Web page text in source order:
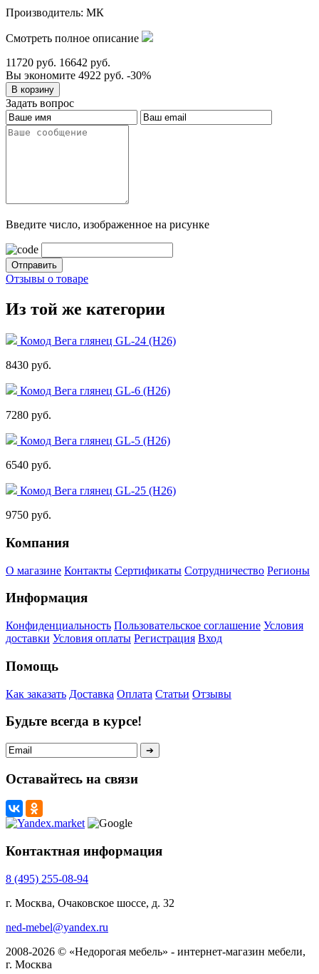
Производитель: МК
Смотреть полное описание
11720 руб. 16642 руб.
Вы экономите 4922 руб. -30%
Задать вопрос
Введите число, изображенное на рисунке
Отзывы о товаре
Из той же категории
Комод Вега глянец GL-24 (Н26)
8430 руб.
Комод Вега глянец GL-6 (Н26)
7280 руб.
Комод Вега глянец GL-5 (Н26)
6540 руб.
Комод Вега глянец GL-25 (Н26)
9750 руб.
Компания
О магазине Контакты Сертификаты Сотрудничество Регионы
Информация
Конфиденциальность Пользовательское соглашение Условия
доставки Условия оплаты Регистрация Вход
Помощь
Как заказать Доставка Оплата Статьи Отзывы
Будьте всегда в курсе!
Оставайтесь на связи
Контактная информация
8 (495) 255-08-94
г. Москва, Очаковское шоссе, д. 32
ned-mebel@yandex.ru
2008-2026 © «Недорогая мебель» - интернет-магазин мебели,
г. Москва